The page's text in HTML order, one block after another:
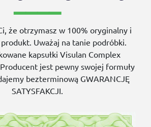
że otrzymasz w 100% oryginalny i
Uważaj na tanie podróbki.
kapsułki Visulan Complex
jest pewny swojej formuły
bezterminową GWARANCJĘ
SATYSFAKCJI.